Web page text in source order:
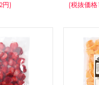
円)
(税抜価格